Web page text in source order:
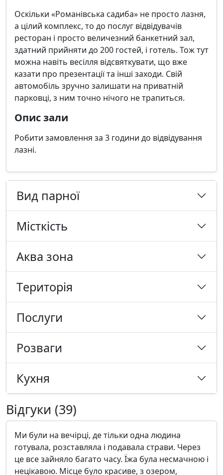
Оскільки «Романівська садиба» не просто лазня,
а цілий комплекс, то до послуг відвідувачів
ресторан і просто величезний банкетний зал,
здатний прийняти до 200 гостей, і готель. Тож тут
можна навіть весілля відсвяткувати, що вже
казати про презентації та інші заходи. Свій
автомобіль зручно залишати на приватній
парковці, з ним точно нічого не трапиться.
Опис зали
Робити замовлення за 3 години до відвідування
лазні.
Вид парної
Місткість
Аква зона
Tериторія
Послуги
Розваги
Кухня
Відгуки (39)
Ми були на вечірці, де тільки одна людина
готувала, розставляла і подавала страви. Через
це все зайняло багато часу. Їжа була несмачною і
нецікавою. Місце було красиве, з озером,